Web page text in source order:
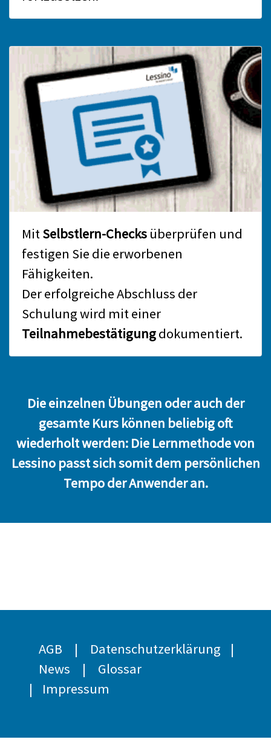
MitSelbstlern-Checks überprüfen und
festigen Sie die erworbenen
Fähigkeiten.
Der erfolgreiche Abschluss der
Schulung wird mit einer
Teilnahmebestätigungdokumentiert.
Die einzelnen Übungen oder auch der
gesamte Kurs können beliebig oft
wiederholt werden: Die Lernmethode von
Lessino passt sich somit dem persönlichen
Tempo der Anwender an.
AGB | Datenschutzerklärung
|
News
|
Glossar
|
Impressum